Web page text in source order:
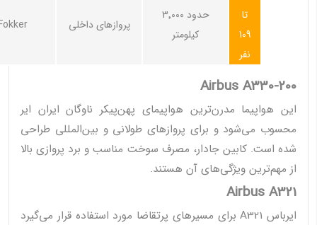
پروازهای داخلی
حدود 3٬000
کیلومتر
تا
109
نفر
Airbus A330-200
این هواپیما مدرن‌ترین هواپیمای پهن‌پیکر ناوگان ایران ایر
محسوب می‌شود و برای پروازهای طولانی و بین‌المللی طراحی
شده است. کابین جادار، مصرف سوخت مناسب و برد پروازی بالا
از مهم‌ترین ویژگی‌های آن هستند.
Airbus A321
ایرباس A321 برای مسیرهای پرتقاضا مورد استفاده قرار می‌گیرد